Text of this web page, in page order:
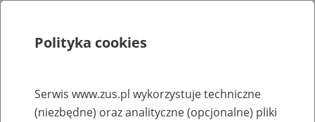
Rejestry, ewidencje i archiwa
Polityka cookies
Serwis www.zus.pl wykorzystuje techniczne
(niezbędne) oraz analityczne (opcjonalne) pliki